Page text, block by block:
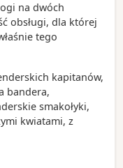
na dwóch
obsługi, dla której
tego
kapitanów,
bandera,
smakołyki,
kwiatami, z